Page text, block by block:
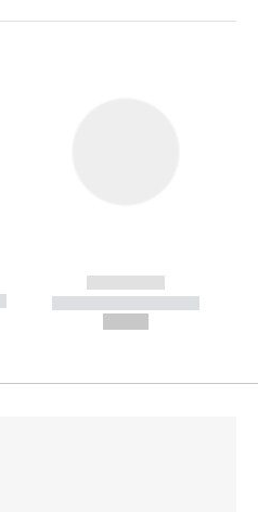
------------
----------- -----------